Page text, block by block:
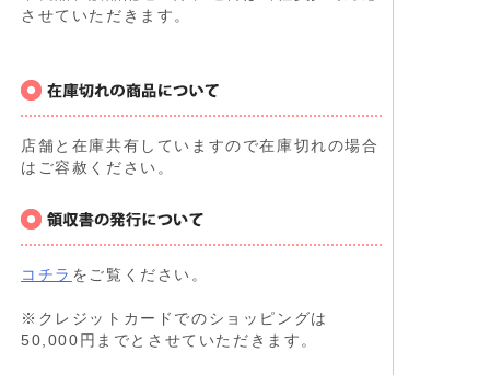
させていただきます。
店舗と在庫共有していますので在庫切れの場合
はご容赦ください。
コチラ をご覧ください。
※クレジットカードでのショッピングは
50,000円までとさせていただきます。